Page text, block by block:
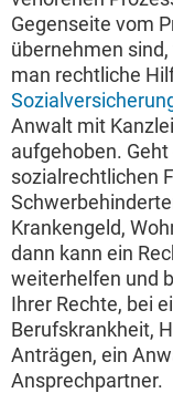
Gegenseite vom
übernehmen
man rechtliche
Anwalt mit
aufgehoben.
sozialrechtlichen
Krankengeld,
dann kann ein
weiterhelfen und
Ihrer Rechte, bei
Berufskrankheit,
Anträgen, ein
Ansprechpartner.